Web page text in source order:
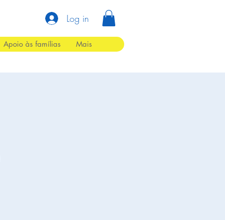
Log in
Apoio às famílias Mais